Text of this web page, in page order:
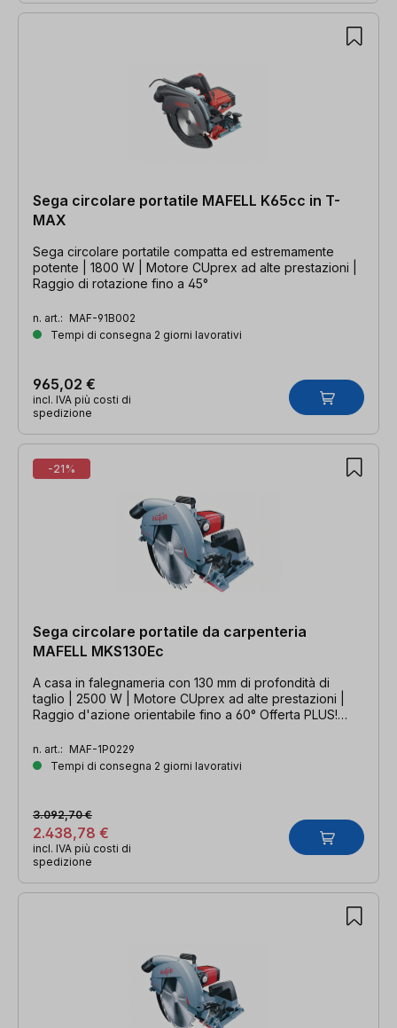
Sega circolare portatile MAFELL K65cc in T-
MAX
Sega circolare portatile compatta ed estremamente
potente | 1800 W | Motore CUprex ad alte prestazioni |
Raggio di rotazione fino a 45°
n. art.: MAF-91B002
Tempi di consegna 2 giorni lavorativi
965,02 €
incl. IVA più costi di
spedizione
-21%
Sega circolare portatile da carpenteria
MAFELL MKS130Ec
A casa in falegnameria con 130 mm di profondità di
taglio | 2500 W | Motore CUprex ad alte prestazioni |
Raggio d'azione orientabile fino a 60° Offerta PLUS!
n. art.: MAF-1P0229
Tempi di consegna 2 giorni lavorativi
2.438,78 €
3.092,70 €
incl. IVA più costi di
spedizione